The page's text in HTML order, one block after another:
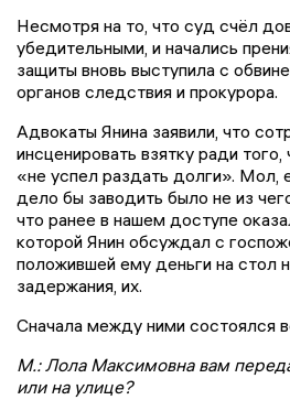
Несмотря на то, что суд счёл
убедительными, и начались
защиты вновь выступила с
органов следствия и прокурора.
Адвокаты Янина заявили, что
инсценировать взятку ради
«не успел раздать долги». Мол,
дело бы заводить было не из
что ранее в нашем доступе
которой Янин обсуждал с
положившей ему деньги на стол
задержания, их.
Сначала между ними состоялся
М.: Лола Максимовна вам
или на улице?